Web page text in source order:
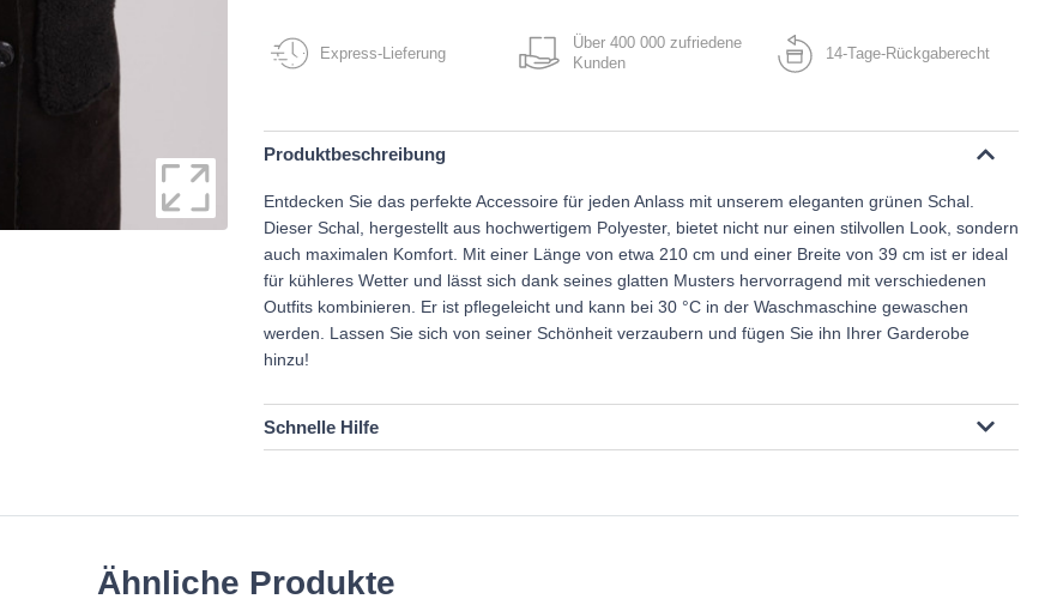
Express-Lieferung
Über 400 000 zufriedene
Kunden
14-Tage-Rückgaberecht
Produktbeschreibung
Entdecken Sie das perfekte Accessoire für jeden Anlass mit unserem eleganten grünen Schal.
Dieser Schal, hergestellt aus hochwertigem Polyester, bietet nicht nur einen stilvollen Look, sondern
auch maximalen Komfort. Mit einer Länge von etwa 210 cm und einer Breite von 39 cm ist er ideal
für kühleres Wetter und lässt sich dank seines glatten Musters hervorragend mit verschiedenen
Outfits kombinieren. Er ist pflegeleicht und kann bei 30 °C in der Waschmaschine gewaschen
werden. Lassen Sie sich von seiner Schönheit verzaubern und fügen Sie ihn Ihrer Garderobe
hinzu!
Schnelle Hilfe
Ähnliche Produkte